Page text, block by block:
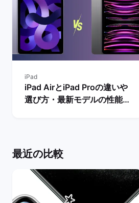
iPad
iPad AirとiPad Proの違いや
選び方・最新モデルの性能を
最近の比較